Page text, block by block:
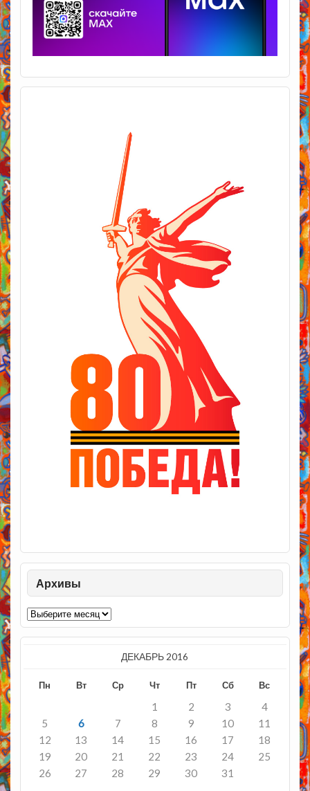
Архивы
Архивы
ДЕКАБРЬ 2016
Пн Вт Ср Чт Пт Сб Вс
1 2 3
4
5
6 7 8 9 10
11
12
13 14 15 16 17
18
19
20 21 22 23 24
25
26
27 28 29 30 31